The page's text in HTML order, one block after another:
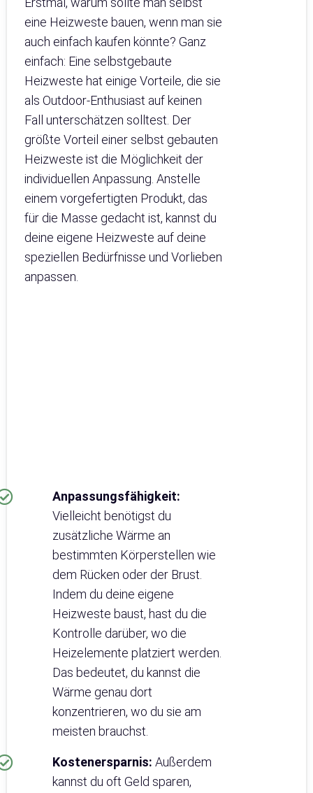
eine Heizweste bauen, wenn man sie
auch einfach kaufen könnte? Ganz
einfach: Eine selbstgebaute
Heizweste hat einige Vorteile, die sie
als Outdoor-Enthusiast auf keinen
Fall unterschätzen solltest. Der
größte Vorteil einer selbst gebauten
Heizweste ist die Möglichkeit der
individuellen Anpassung. Anstelle
einem vorgefertigten Produkt, das
für die Masse gedacht ist, kannst du
deine eigene Heizweste auf deine
speziellen Bedürfnisse und Vorlieben
anpassen.
Anpassungsfähigkeit:
Vielleicht benötigst du
zusätzliche Wärme an
bestimmten Körperstellen wie
dem Rücken oder der Brust.
Indem du deine eigene
Heizweste baust, hast du die
Kontrolle darüber, wo die
Heizelemente platziert werden.
Das bedeutet, du kannst die
Wärme genau dort
konzentrieren, wo du sie am
meisten brauchst.
Kostenersparnis: Außerdem
kannst du oft Geld sparen,